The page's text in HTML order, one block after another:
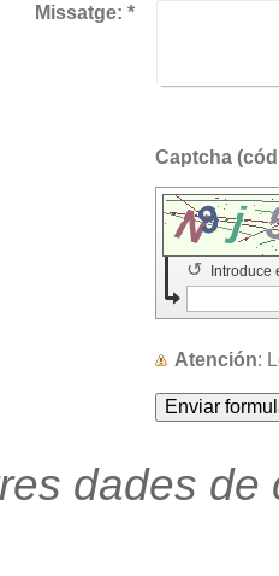
Missatge: *
Introduce
↺
Atención :
dades de